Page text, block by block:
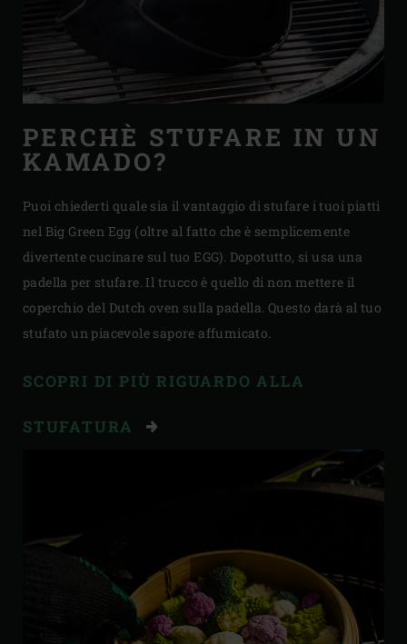
PERCHÈ STUFARE IN UN
KAMADO?
Puoi chiederti quale sia il vantaggio di stufare i tuoi piatti
nel Big Green Egg (oltre al fatto che è semplicemente
divertente cucinare sul tuo EGG). Dopotutto, si usa una
padella per stufare. Il trucco è quello di non mettere il
coperchio del Dutch oven sulla padella. Questo darà al tuo
stufato un piacevole sapore affumicato.
SCOPRI DI PIÙ RIGUARDO ALLA
STUFATURA